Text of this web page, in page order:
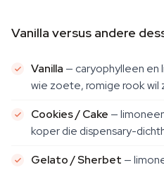
Vanilla versus andere
Vanilla — caryophylleen en
wie zoete, romige rook wil
Cookies / Cake —
koper die dispensary-
Gelato / Sherbet —